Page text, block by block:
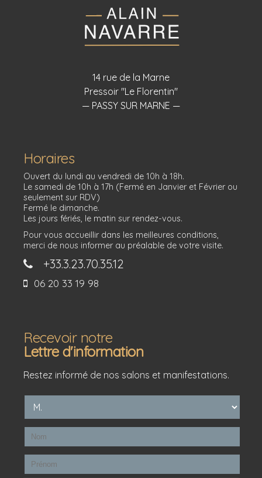
14 rue de la Marne
Pressoir "Le Florentin"
— PASSY SUR MARNE —
Horaires
Ouvert du lundi au vendredi de 10h à 18h.
Le samedi de 10h à 17h (Fermé en Janvier et Février ou
seulement sur RDV)
Fermé le dimanche.
Les jours fériés, le matin sur rendez-vous.
Pour vous accueillir dans les meilleures conditions,
merci de nous informer au préalable de votre visite.
+33.3.23.70.35.12
06 20 33 19 98
Recevoir notre
Lettre d'information
Restez informé de nos salons et manifestations.